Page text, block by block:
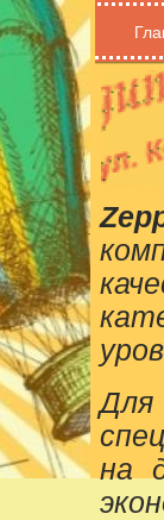
на